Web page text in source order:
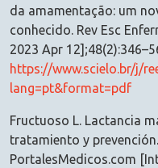
da amamentação: um
conhecido. Rev Esc
2023 Apr
https://www.scielo.br/j/
lang=pt&format=pdf
Fructuoso L. Lactancia
tratamiento y
PortalesMedicos.com